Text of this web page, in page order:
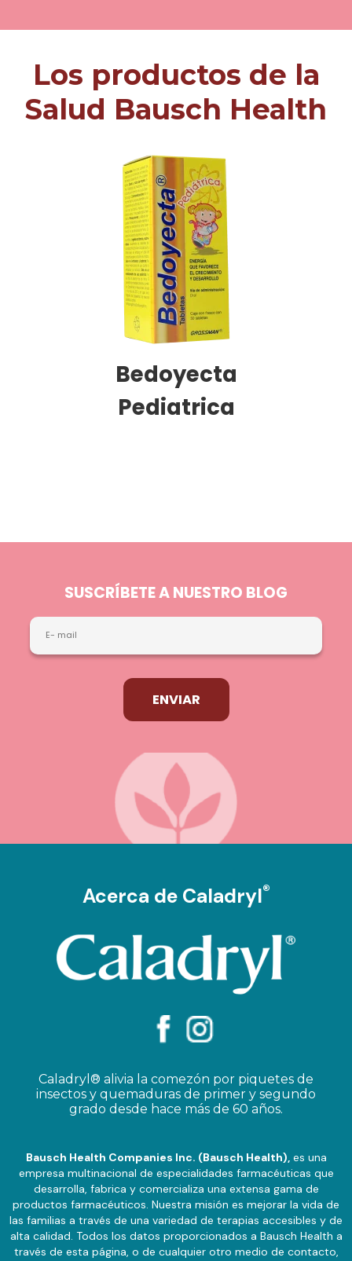
Los productos de la
Salud Bausch Health
Bedoyecta
Pediatrica
SUSCRÍBETE A NUESTRO BLOG
ENVIAR
Acerca de Caladryl®
Caladryl® alivia la comezón por piquetes de
insectos y quemaduras de primer y segundo
grado desde hace más de 60 años.
Bausch Health Companies Inc. (Bausch Health),es una
empresa multinacional de especialidades farmacéuticas que
desarrolla, fabrica y comercializa una extensa gama de
productos farmacéuticos. Nuestra misión es mejorar la vida de
las familias a través de una variedad de terapias accesibles y de
alta calidad. Todos los datos proporcionados a Bausch Health a
través de esta página, o de cualquier otro medio de contacto,